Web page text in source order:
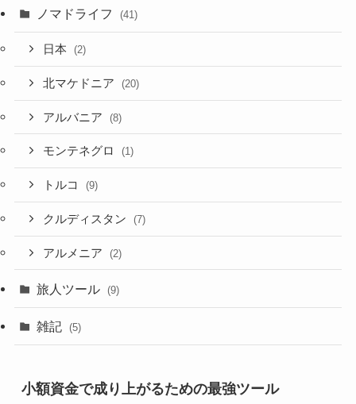
ノマドライフ (41)
日本 (2)
北マケドニア (20)
アルバニア (8)
モンテネグロ (1)
トルコ (9)
クルディスタン (7)
アルメニア (2)
旅人ツール (9)
雑記 (5)
小額資金で成り上がるための最強ツール